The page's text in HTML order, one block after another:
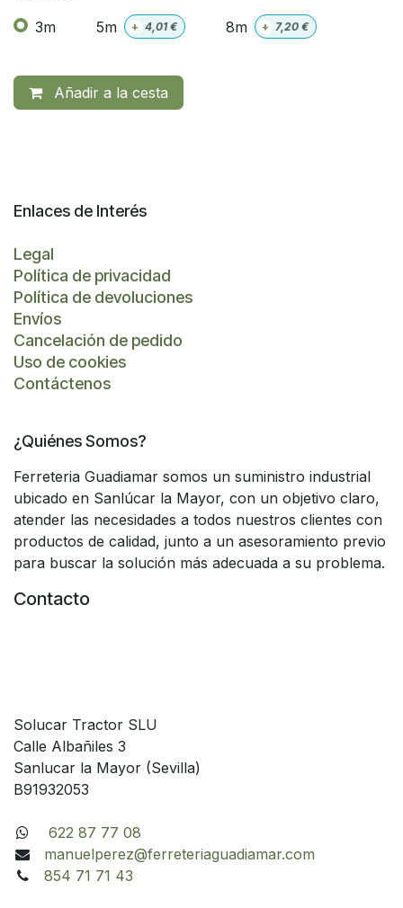
3m 5m + 4,01€ 8m + 7,20€
Añadir a la cesta
Enlaces de Interés
Legal
Política de privacidad
Política de devoluciones
Envíos
Cancelación de pedido
Uso de cookies
Contáctenos
¿Quiénes Somos?
Ferreteria Guadiamar somos un suministro industrial
ubicado en Sanlúcar la Mayor, con un objetivo claro,
atender las necesidades a todos nuestros clientes con
productos de calidad, junto a un asesoramiento previo
para buscar la solución más adecuada a su problema.
Contacto
Solucar Tractor SLU
Calle Albañiles 3
Sanlucar la Mayor (Sevilla)
B91932053
622 87 77 08
manuelperez@ferreteriaguadiamar.com
854 71 71 43